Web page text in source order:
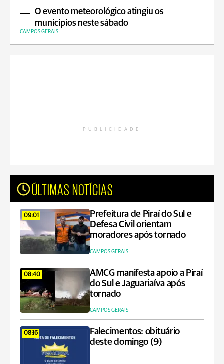
O evento meteorológico atingiu os
municípios neste sábado
CAMPOS GERAIS
PUBLICIDADE
ÚLTIMAS NOTÍCIAS
09:01
Prefeitura de Piraí do Sul e
Defesa Civil orientam
moradores após tornado
CAMPOS GERAIS
08:40
AMCG manifesta apoio a Piraí
do Sul e Jaguariaíva após
tornado
CAMPOS GERAIS
08:16
Falecimentos: obituário
deste domingo (9)